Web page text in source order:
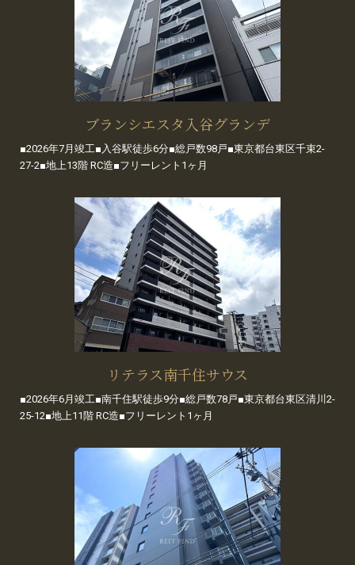
ブランシエスタ入谷グランデ
■2026年7月竣工■入谷駅徒歩6分■総戸数98戸■東京都台東区千束2-
27-2■地上13階 RC造■フリーレント1ヶ月
リテラス南千住サウス
■2026年6月竣工■南千住駅徒歩9分■総戸数78戸■東京都台東区清川2-
25-12■地上11階 RC造■フリーレント1ヶ月